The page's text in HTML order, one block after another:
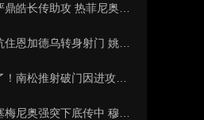
助攻 热菲尼奥低射死角破门
乌转身射门 姚浩洋及时化险
射破门因进攻犯规在先被吹
突下底传中 穆巴马推空门得手